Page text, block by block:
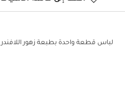
لباس قطعة واحدة بطبعة زهور اللافندر